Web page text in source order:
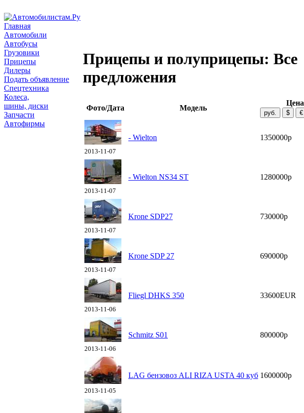
Главная
Автомобили
Автобусы
Грузовики
Прицепы
Дилеры
Подать объявление
Спецтехника
Колеса,
шины, диски
Запчасти
Автофирмы
Прицепы и полуприцепы: Все
предложения
Фото/Дата Модель
Цена
2013-11-07
- Wielton 1350000р
2013-11-07
- Wielton NS34 ST 1280000р
2013-11-07
Krone SDP27 730000р
2013-11-07
Krone SDP 27 690000р
2013-11-06
Fliegl DHKS 350 33600EUR
2013-11-06
Schmitz S01 800000р
2013-11-05
LAG бензовоз ALI RIZA USTA 40 куб 1600000р